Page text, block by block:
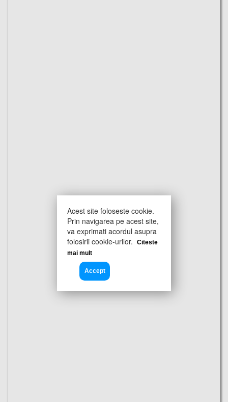
Acest site foloseste cookie.
Prin navigarea pe acest site,
va exprimati acordul asupra
folosirii cookie-urilor.
Citeste
mai mult
Accept